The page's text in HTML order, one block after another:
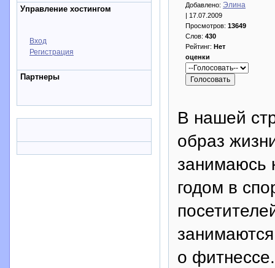
Управление хостингом
Вход
Регистрация
Партнеры
Добавлено: Элина
| 17.07.2009
Просмотров: 13649
Слов: 430
Рейтинг: Нет
оценки
В нашей
образ
занимаюсь
годом в
о